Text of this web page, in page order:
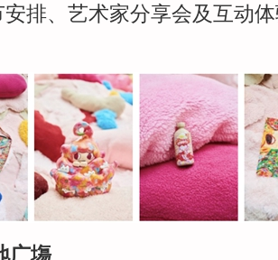
安排、艺术家分享会及互动
广塲